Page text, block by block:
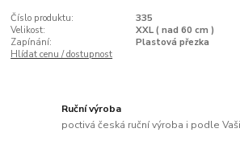
Číslo produktu:
335
Velikost:
XXL ( nad 60 cm )
Zapínání:
Plastová přezka
Hlídat cenu / dostupnost
Ruční výroba
poctivá česká ruční výroba i podle